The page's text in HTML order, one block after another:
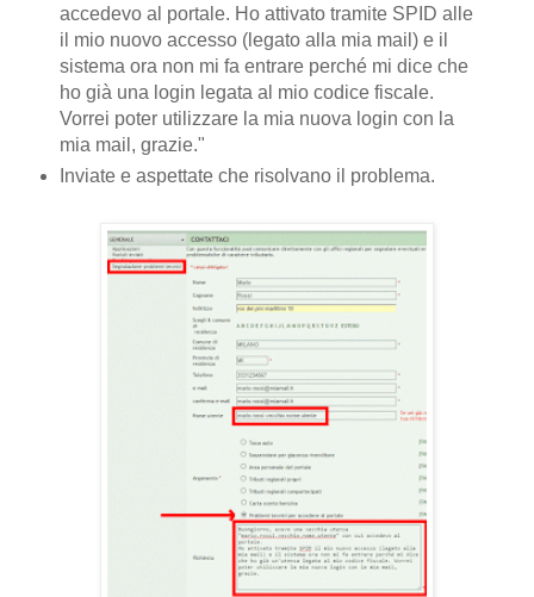
accedevo al portale. Ho attivato tramite SPID alle
il mio nuovo accesso (legato alla mia mail) e il
sistema ora non mi fa entrare perché mi dice che
ho già una login legata al mio codice fiscale.
Vorrei poter utilizzare la mia nuova login con la
mia mail, grazie."
Inviate e aspettate che risolvano il problema.